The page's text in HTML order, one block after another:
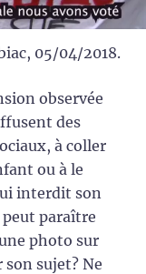
05/04/2018.
observée
des
à coller
ou à le
interdit son
paraître
photo sur
sujet? Ne